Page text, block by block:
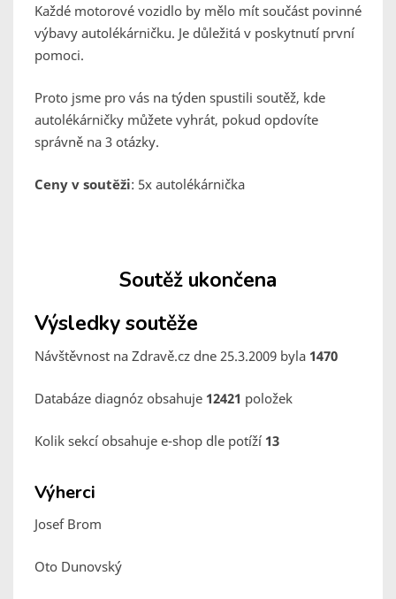
Každé motorové vozidlo by mělo mít součást povinné
výbavy autolékárničku. Je důležitá v poskytnutí první
pomoci.
Proto jsme pro vás na týden spustili soutěž, kde
autolékárničky můžete vyhrát, pokud opdovíte
správně na 3 otázky.
Ceny v soutěži: 5x autolékárnička
Soutěž ukončena
Výsledky soutěže
Návštěvnost na Zdravě.cz dne 25.3.2009 byla 1470
Databáze diagnóz obsahuje 12421 položek
Kolik sekcí obsahuje e-shop dle potíží 13
Výherci
Josef Brom
Oto Dunovský